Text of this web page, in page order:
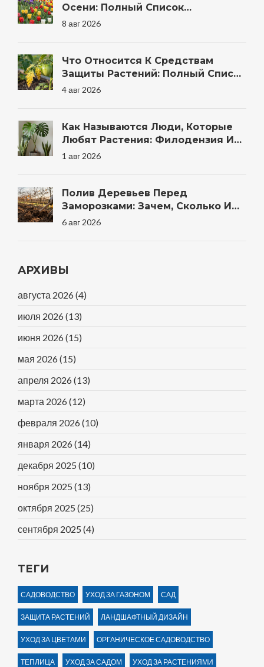
Осени: Полный Список
Неприхотливых Многолетников И
8 авг 2026
Что Относится К Средствам
Защиты Растений: Полный Список
Препаратов И Методов Для Сада
4 авг 2026
Как Называются Люди, Которые
Любят Растения: Филодензия И
Другие Термины
1 авг 2026
Полив Деревьев Перед
Заморозками: Зачем, Сколько И
Когда Правильно
6 авг 2026
АРХИВЫ
августа 2026 (4)
июля 2026 (13)
июня 2026 (15)
мая 2026 (15)
апреля 2026 (13)
марта 2026 (12)
февраля 2026 (10)
января 2026 (14)
декабря 2025 (10)
ноября 2025 (13)
октября 2025 (25)
сентября 2025 (4)
ТЕГИ
САДОВОДСТВО УХОД ЗА ГАЗОНОМ САД
ЗАЩИТА РАСТЕНИЙ ЛАНДШАФТНЫЙ ДИЗАЙН
УХОД ЗА ЦВЕТАМИ ОРГАНИЧЕСКОЕ САДОВОДСТВО
ТЕПЛИЦА УХОД ЗА САДОМ УХОД ЗА РАСТЕНИЯМИ